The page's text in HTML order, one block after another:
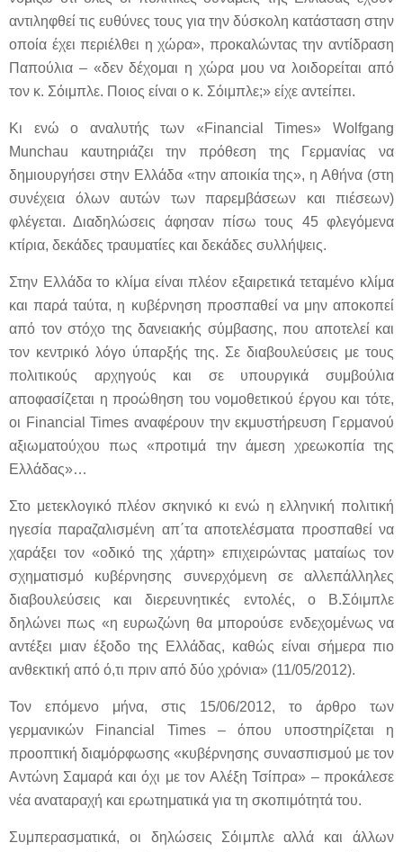
αντιληφθεί τις ευθύνες τους για την δύσκολη κατάσταση στην
οποία έχει περιέλθει η χώρα», προκαλώντας την αντίδραση
Παπούλια – «δεν δέχομαι η χώρα μου να λοιδορείται από
τον κ. Σόιμπλε. Ποιος είναι ο κ. Σόιμπλε;» είχε αντείπει.
Κι ενώ ο αναλυτής των «Financial Times» Wolfgang
Munchau καυτηριάζει την πρόθεση της Γερμανίας να
δημιουργήσει στην Ελλάδα «την αποικία της», η Αθήνα (στη
συνέχεια όλων αυτών των παρεμβάσεων και πιέσεων)
φλέγεται. Διαδηλώσεις άφησαν πίσω τους 45 φλεγόμενα
κτίρια, δεκάδες τραυματίες και δεκάδες συλλήψεις.
Στην Ελλάδα το κλίμα είναι πλέον εξαιρετικά τεταμένο κλίμα
και παρά ταύτα, η κυβέρνηση προσπαθεί να μην αποκοπεί
από τον στόχο της δανειακής σύμβασης, που αποτελεί και
τον κεντρικό λόγο ύπαρξής της. Σε διαβουλεύσεις με τους
πολιτικούς αρχηγούς και σε υπουργικά συμβούλια
αποφασίζεται η προώθηση του νομοθετικού έργου και τότε,
οι Financial Times αναφέρουν την εκμυστήρευση Γερμανού
αξιωματούχου πως «προτιμά την άμεση χρεωκοπία της
Ελλάδας»…
Στο μετεκλογικό πλέον σκηνικό κι ενώ η ελληνική πολιτική
ηγεσία παραζαλισμένη απ΄τα αποτελέσματα προσπαθεί να
χαράξει τον «οδικό της χάρτη» επιχειρώντας ματαίως τον
σχηματισμό κυβέρνησης συνερχόμενη σε αλλεπάλληλες
διαβουλεύσεις και διερευνητικές εντολές, ο Β.Σόιμπλε
δηλώνει πως «η ευρωζώνη θα μπορούσε ενδεχομένως να
αντέξει μιαν έξοδο της Ελλάδας, καθώς είναι σήμερα πιο
ανθεκτική από ό,τι πριν από δύο χρόνια» (11/05/2012).
Τον επόμενο μήνα, στις 15/06/2012, το άρθρο των
γερμανικών Financial Times – όπου υποστηρίζεται η
προοπτική διαμόρφωσης «κυβέρνησης συνασπισμού με τον
Αντώνη Σαμαρά και όχι με τον Αλέξη Τσίπρα» – προκάλεσε
νέα αναταραχή και ερωτηματικά για τη σκοπιμότητά του.
Συμπερασματικά, οι δηλώσεις Σόιμπλε αλλά και άλλων